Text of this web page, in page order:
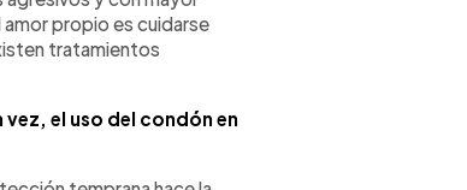
propio es cuidarse
tratamientos
vez, el uso del condón en